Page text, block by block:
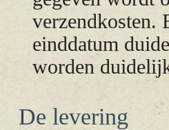
verzendkosten.
einddatum
worden
De levering